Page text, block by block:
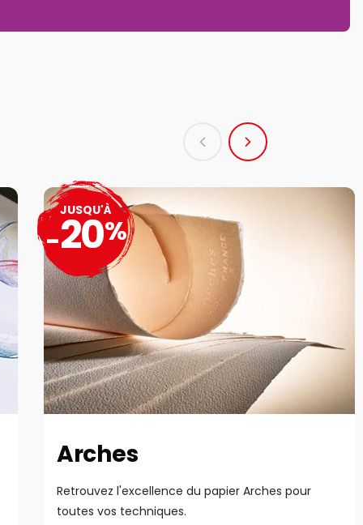
Arches
Retrouvez l'excellence du papier Arches pour
toutes vos techniques.
JUSQU'À
-20%